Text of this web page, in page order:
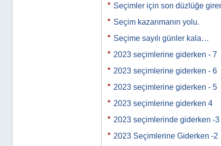
Seçimler için son düzlüğe
Seçim kazanmanın yolu.
Seçime sayılı günler kala…
2023 seçimlerine giderken - 7
2023 seçimlerine giderken - 6
2023 seçimlerine giderken - 5
2023 seçimlerine giderken 4
2023 seçimlerinde giderken -3
2023 Seçimlerine Giderken -2